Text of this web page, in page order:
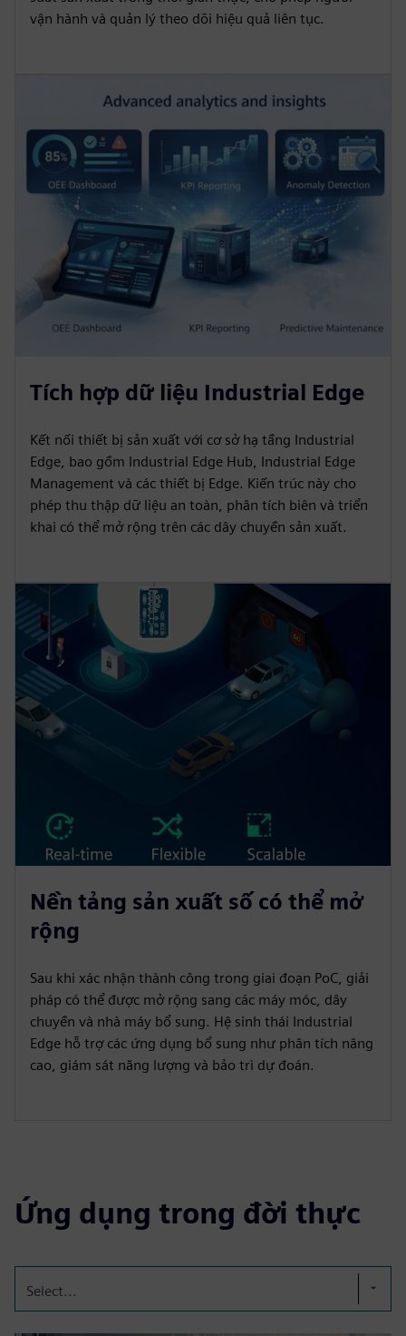
vận hành và quản lý theo dõi hiệu quả liên tục.
Tích hợp dữ liệu Industrial Edge
Kết nối thiết bị sản xuất với cơ sở hạ tầng Industrial
Edge, bao gồm Industrial Edge Hub, Industrial Edge
Management và các thiết bị Edge. Kiến trúc này cho
phép thu thập dữ liệu an toàn, phân tích biên và triển
khai có thể mở rộng trên các dây chuyền sản xuất.
Nền tảng sản xuất số có thể mở
rộng
Sau khi xác nhận thành công trong giai đoạn PoC, giải
pháp có thể được mở rộng sang các máy móc, dây
chuyền và nhà máy bổ sung. Hệ sinh thái Industrial
Edge hỗ trợ các ứng dụng bổ sung như phân tích nâng
cao, giám sát năng lượng và bảo trì dự đoán.
Ứng dụng trong đời thực
Select...